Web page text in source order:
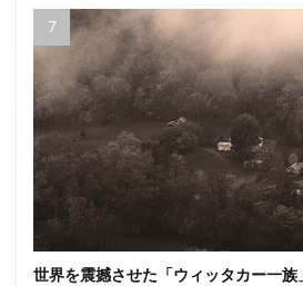
世界を震撼させた「ウィッタカー一